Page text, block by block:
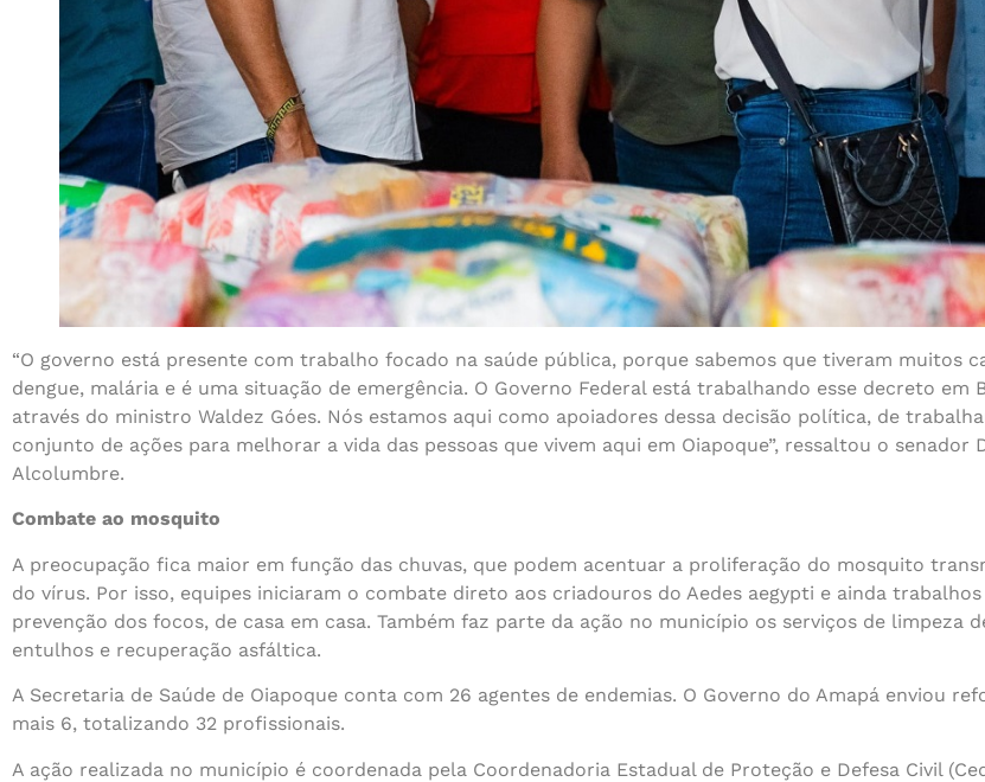
“O governo está presente com trabalho focado na saúde pública, porque sabemos que tiveram muitos
dengue, malária e é uma situação de emergência. O Governo Federal está trabalhando esse decreto em
através do ministro Waldez Góes. Nós estamos aqui como apoiadores dessa decisão política, de
conjunto de ações para melhorar a vida das pessoas que vivem aqui em Oiapoque”, ressaltou o senador
Alcolumbre.
Combate ao mosquito
A preocupação fica maior em função das chuvas, que podem acentuar a proliferação do mosquito
do vírus. Por isso, equipes iniciaram o combate direto aos criadouros do Aedes aegypti e ainda
prevenção dos focos, de casa em casa. Também faz parte da ação no município os serviços de limpeza
entulhos e recuperação asfáltica.
A Secretaria de Saúde de Oiapoque conta com 26 agentes de endemias. O Governo do Amapá enviou
mais 6, totalizando 32 profissionais.
A ação realizada no município é coordenada pela Coordenadoria Estadual de Proteção e Defesa Civil